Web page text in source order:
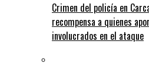
Crimen del policía en
recompensa a quienes
involucrados en el ataque